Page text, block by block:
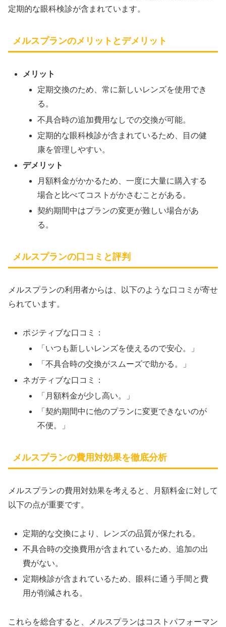
定期的な眼科検診が含まれています。
メルスプランのメリットとデメリット
メリット
定期交換のため、常に新しいレンズを使用でき
る。
不具合時の追加費用なしでの交換が可能。
定期的な眼科検診が含まれているため、目の健
康を管理しやすい。
デメリット
月額料金がかかるため、一度に大量に購入する
場合と比べてコストがかさむことがある。
契約期間中はプランの変更が難しい場合があ
る。
メルスプランの口コミと評判
メルスプランの利用者からは、以下のような口コミが寄せ
られています。
ポジティブな口コミ：
「いつも新しいレンズを使えるので安心。」
「不具合時の交換がスムーズで助かる。」
ネガティブな口コミ：
「月額料金が少し高い。」
「契約期間中に他のプランに変更できないのが
不便。」
メルスプランの費用対効果を徹底分析
メルスプランの費用対効果を考えると、月額料金に対して
以下の点が重要です。
定期的な交換により、レンズの品質が保たれる。
不具合時の交換費用が含まれているため、追加の出
費がない。
定期検診が含まれているため、眼科に通う手間と費
用が削減される。
これらを総合すると、メルスプランはコストパフォーマン